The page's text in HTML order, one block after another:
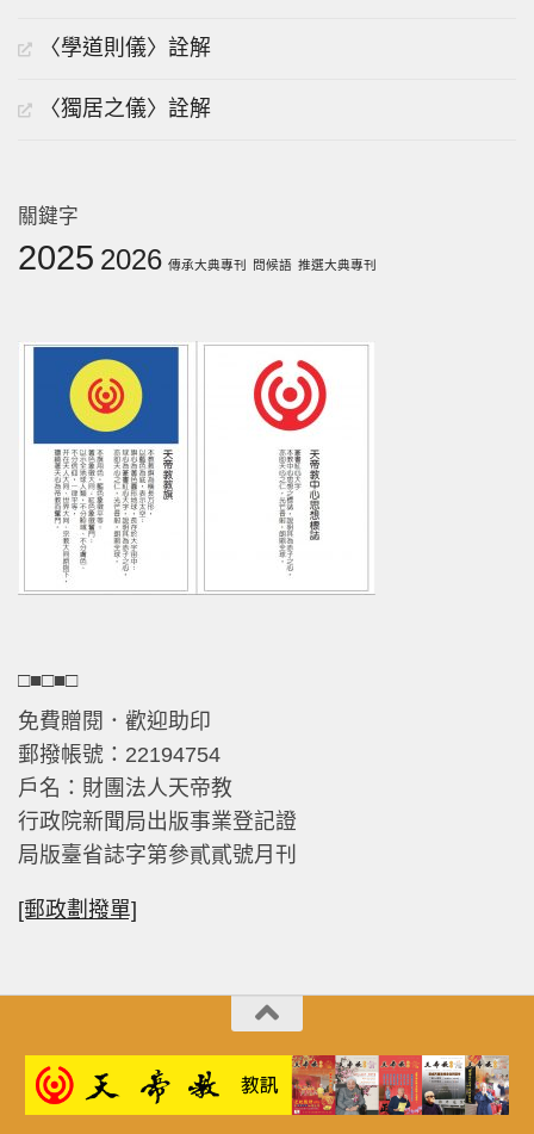
〈學道則儀〉詮解
〈獨居之儀〉詮解
關鍵字
2025 2026 傳承大典專刊 問候語 推選大典專刊
□■□■□
免費贈閱．歡迎助印
郵撥帳號：22194754
戶名：財團法人天帝教
行政院新聞局出版事業登記證
局版臺省誌字第參貳貳號月刊
[郵政劃撥單]